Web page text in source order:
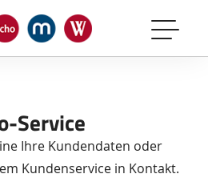
Sprung-
Navigation
Header
Inhalt
Footer
Service
Ihre Kundendaten oder
Kundenservice in Kontakt.